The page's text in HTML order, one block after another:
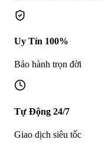
Uy Tín 100%
Bảo hành trọn đời
Tự Động 24/7
Giao dịch siêu tốc